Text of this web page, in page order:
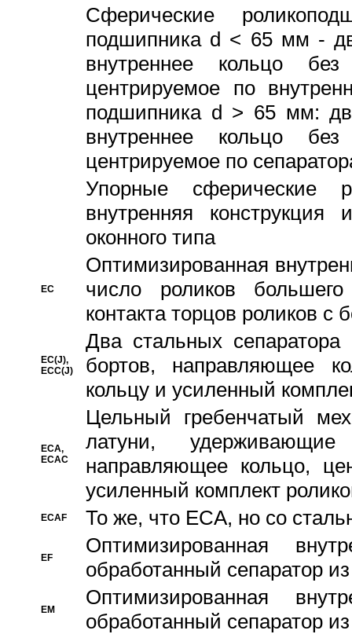
Сферические
подшипника d < 65 мм -
внутреннее кольцо
центрируемое по
подшипника d > 65 мм:
внутреннее кольцо
центрируемое по
Упорные сферические
внутренняя
оконного типа
EC
Oптимизированная
число роликов
контакта торцов роликов с
EC(J),
ECC(J)
Два стальных сепаратора
бортов, направляющее
кольцу и усиленный
ECA,
ECAC
Цельный гребенчатый
латуни,
направляющее кольцо,
усиленный комплект
ECAF То же, что ECA, но со
EF
Оптимизированная
обработанный сепаратор
EM
Оптимизированная
обработанный сепаратор